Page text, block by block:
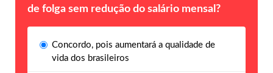
de folga sem redução do salário mensal?
Concordo, pois aumentará a qualidade de
vida dos brasileiros